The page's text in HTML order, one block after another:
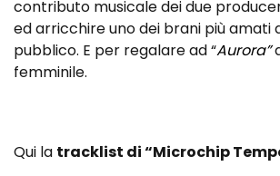
contributo musicale dei due
ed arricchire uno dei brani più amati
pubblico. E per regalare ad “Aurora”
femminile.
Qui la tracklist di “Microchip